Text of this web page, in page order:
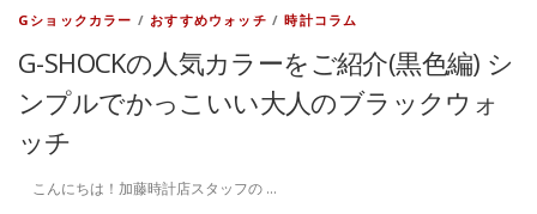
Gショックカラー / おすすめウォッチ /時計コラム
G-SHOCKの人気カラーをご紹介(黒色編) シ
ンプルでかっこいい大人のブラックウォ
ッチ
こんにちは！加藤時計店スタッフの …